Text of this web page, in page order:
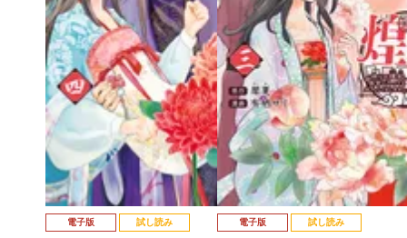
電子版 試し読み 電子版 試し読み